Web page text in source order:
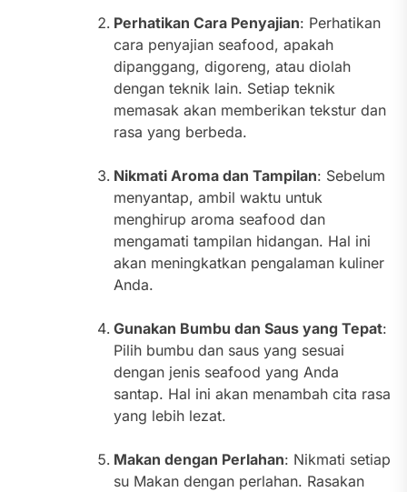
Perhatikan Cara Penyajian: Perhatikan
cara penyajian seafood, apakah
dipanggang, digoreng, atau diolah
dengan teknik lain. Setiap teknik
memasak akan memberikan tekstur dan
rasa yang berbeda.
Nikmati Aroma dan Tampilan: Sebelum
menyantap, ambil waktu untuk
menghirup aroma seafood dan
mengamati tampilan hidangan. Hal ini
akan meningkatkan pengalaman kuliner
Anda.
Gunakan Bumbu dan Saus yang Tepat:
Pilih bumbu dan saus yang sesuai
dengan jenis seafood yang Anda
santap. Hal ini akan menambah cita rasa
yang lebih lezat.
Makan dengan Perlahan: Nikmati setiap
su Makan dengan perlahan. Rasakan